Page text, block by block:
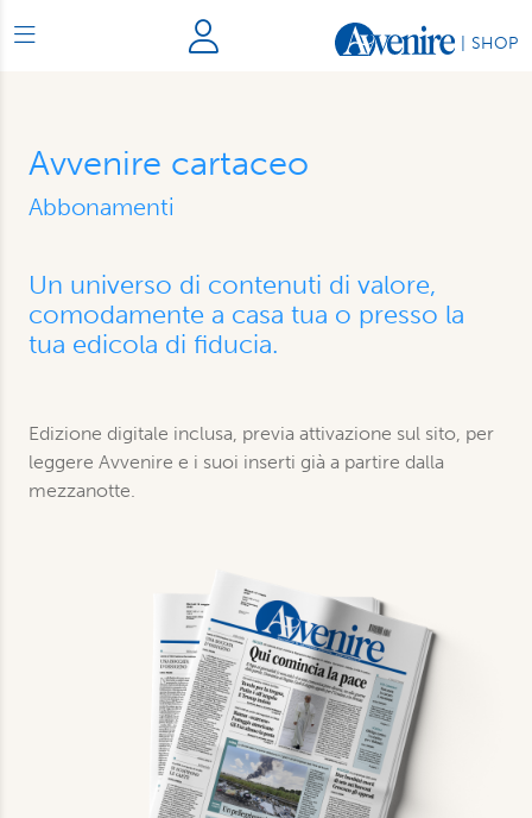
SHOP
Avvenire cartaceo
Abbonamenti
Un universo di contenuti di valore,
comodamente a casa tua o presso la
tua edicola di fiducia.
Edizione digitale inclusa, previa attivazione sul sito, per
leggere Avvenire e i suoi inserti già a partire dalla
mezzanotte.